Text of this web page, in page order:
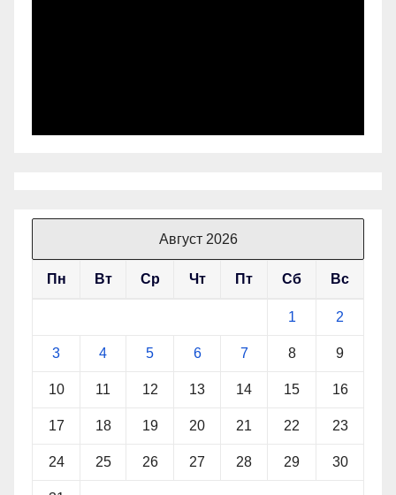
Август 2026
Пн Вт Ср Чт Пт Сб Вс
1 2
3 4 5 6 7 8 9
10 11 12 13 14 15 16
17 18 19 20 21 22 23
24 25 26 27 28 29 30